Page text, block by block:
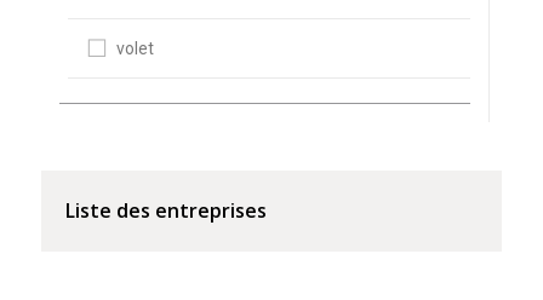
volet
Liste des entreprises